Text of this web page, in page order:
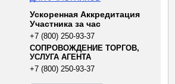
Ускоренная Аккредитация
Участника за час
+7 (800) 250-93-37
СОПРОВОЖДЕНИЕ ТОРГОВ,
УСЛУГА АГЕНТА
+7 (800) 250-93-37